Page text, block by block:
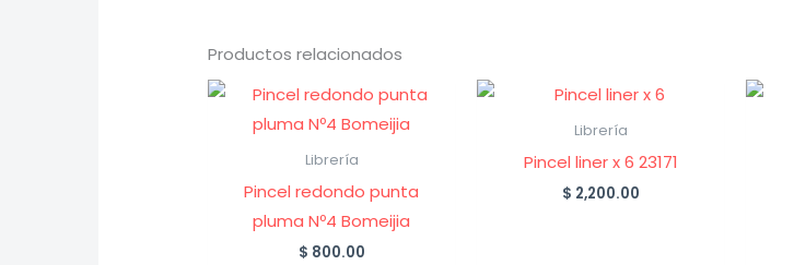
Productos relacionados
Librería
Pincel redondo punta
pluma Nº4 Bomeijia
$ 800.00
Librería
Pincel liner x 6 23171
$ 2,200.00